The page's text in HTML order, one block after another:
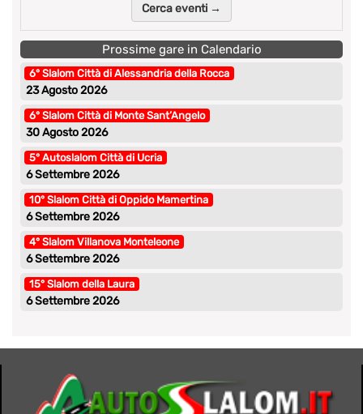
Cerca eventi →
Prossime gare in Calendario
6° Slalom Città di Alessandria della Rocca
23 Agosto 2026
6° Slalom Città di Monte Sant’Angelo
30 Agosto 2026
5° Autoslalom Città di Ucria
6 Settembre 2026
10° Slalom Città di Oppido Mamertina
6 Settembre 2026
4° Slalom Villanova Monteleone
6 Settembre 2026
15° Slalom della Laura
6 Settembre 2026